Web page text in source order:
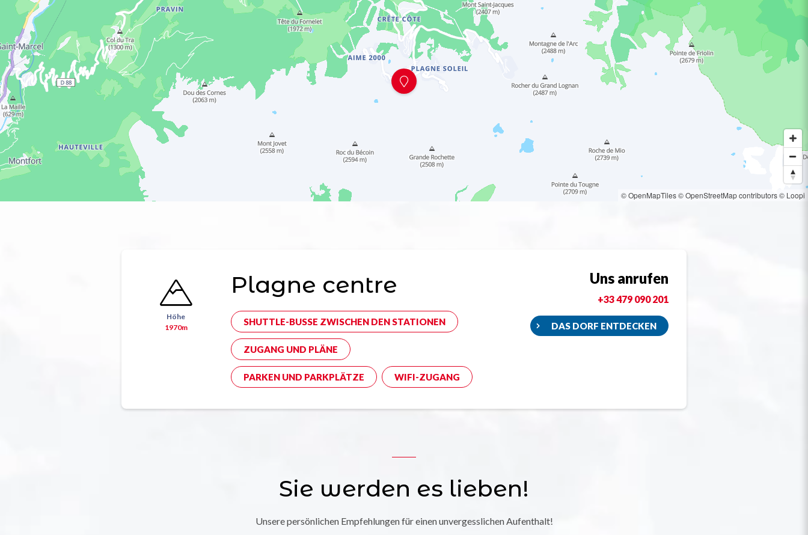
© OpenMapTiles© OpenStreetMap contributors© Loopi
Höhe
1970m
Plagne centre
SHUTTLE-BUSSE ZWISCHEN DEN STATIONEN
ZUGANG UND PLÄNE
PARKEN UND PARKPLÄTZE WIFI-ZUGANG
Uns anrufen
+33 479 090 201
DAS DORF ENTDECKEN
Sie werden es lieben!
Unsere persönlichen Empfehlungen für einen unvergesslichen Aufenthalt!